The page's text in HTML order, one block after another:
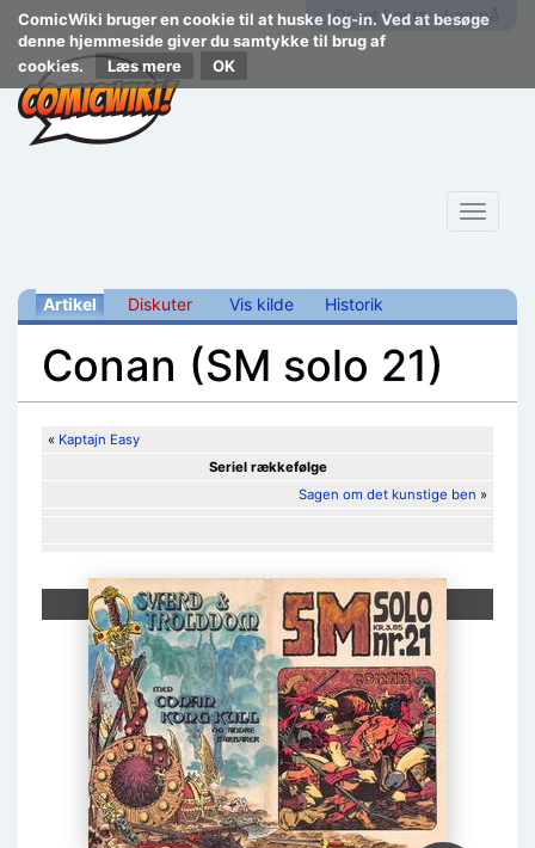
ComicWiki bruger en cookie til at huske log-in. Ved at besøge
denne hjemmeside giver du samtykke til brug af
cookies.
Læs mere
Opret konto Log på
Toggle
Artikel Diskuter Vis kilde Historik
Conan (SM solo 21)
« Kaptajn Easy
Seriel rækkefølge
Sagen om det kunstige ben »